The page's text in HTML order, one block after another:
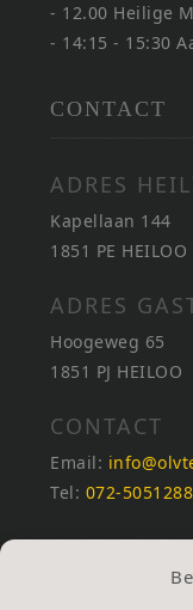
- 12.00 Heilige
- 14:15 - 15:30
CONTACT
ADRES
Kapellaan 144
1851 PE HEILOO
ADRES
Hoogeweg 65
1851 PJ HEILOO
CONTACT
Email:
Tel: 072-5051288